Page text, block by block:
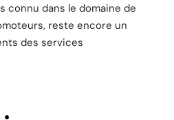
connu dans le domaine de
reste encore un
des services